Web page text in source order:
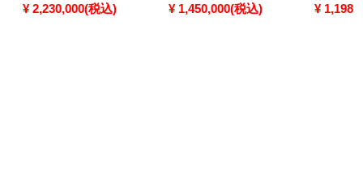
¥ 2,230,000(税込) ¥ 1,450,000(税込) ¥